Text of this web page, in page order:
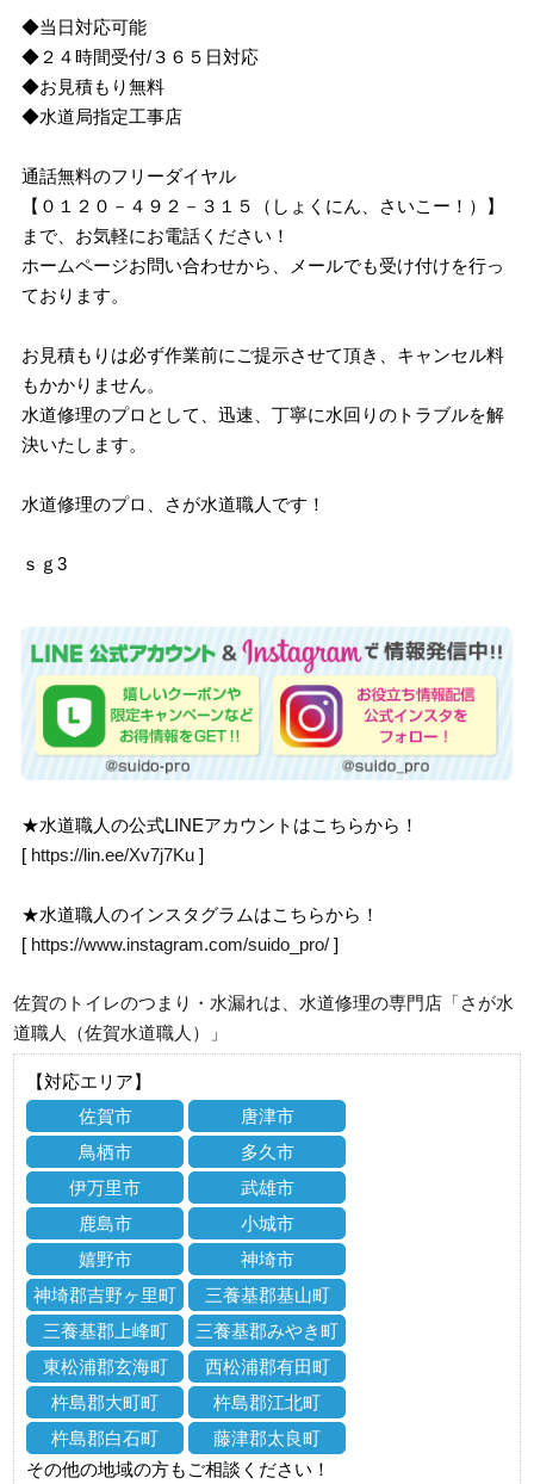
◆当日対応可能
◆２４時間受付/３６５日対応
◆お見積もり無料
◆水道局指定工事店
通話無料のフリーダイヤル
【０１２０－４９２－３１５（しょくにん、さいこー！）】
まで、お気軽にお電話ください！
ホームページお問い合わせから、メールでも受け付けを行っ
ております。
お見積もりは必ず作業前にご提示させて頂き、キャンセル料
もかかりません。
水道修理のプロとして、迅速、丁寧に水回りのトラブルを解
決いたします。
水道修理のプロ、さが水道職人です！
ｓｇ3
★水道職人の公式LINEアカウントはこちらから！
[ https://lin.ee/Xv7j7Ku ]
★水道職人のインスタグラムはこちらから！
[ https://www.instagram.com/suido_pro/ ]
佐賀のトイレのつまり・水漏れは、水道修理の専門店「さが水
道職人（佐賀水道職人）」
【対応エリア】
佐賀市
唐津市
鳥栖市
多久市
伊万里市
武雄市
鹿島市
小城市
嬉野市
神埼市
神埼郡吉野ヶ里町
三養基郡基山町
三養基郡上峰町
三養基郡みやき町
東松浦郡玄海町
西松浦郡有田町
杵島郡大町町
杵島郡江北町
杵島郡白石町
藤津郡太良町
その他の地域の方もご相談ください！